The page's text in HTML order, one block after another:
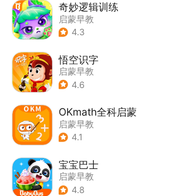
奇妙逻辑训练
启蒙早教
4.3
悟空识字
启蒙早教
4.6
OKmath全科启蒙
启蒙早教
4.1
宝宝巴士
启蒙早教
| 儿童益智游戏
4.8